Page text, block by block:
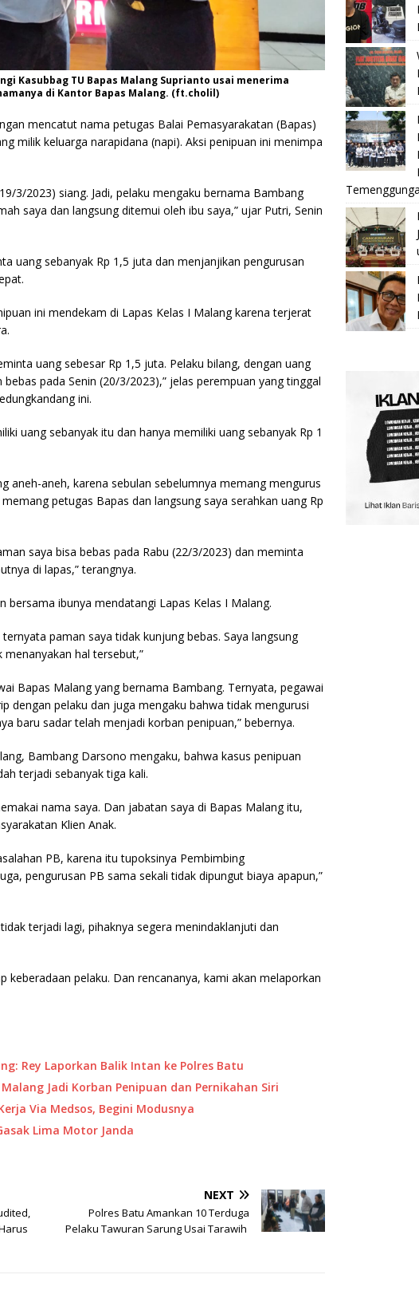
Kasubbag TU Bapas Malang Suprianto usai menerima
di Kantor Bapas Malang. (ft.cholil)
mencatut nama petugas Balai Pemasyarakatan (Bapas)
milik keluarga narapidana (napi). Aksi penipuan ini menimpa
3/2023) siang. Jadi, pelaku mengaku bernama Bambang
saya dan langsung ditemui oleh ibu saya,” ujar Putri, Senin
uang sebanyak Rp 1,5 juta dan menjanjikan pengurusan
ini mendekam di Lapas Kelas I Malang karena terjerat
uang sebesar Rp 1,5 juta. Pelaku bilang, dengan uang
pada Senin (20/3/2023),” jelas perempuan yang tinggal
ini.
uang sebanyak itu dan hanya memiliki uang sebanyak Rp 1
aneh-aneh, karena sebulan sebelumnya memang mengurus
petugas Bapas dan langsung saya serahkan uang Rp
saya bisa bebas pada Rabu (22/3/2023) dan meminta
di lapas,” terangnya.
bersama ibunya mendatangi Lapas Kelas I Malang.
paman saya tidak kunjung bebas. Saya langsung
hal tersebut,”
Bapas Malang yang bernama Bambang. Ternyata, pegawai
dengan pelaku dan juga mengaku bahwa tidak mengurusi
baru sadar telah menjadi korban penipuan,” bebernya.
Bambang Darsono mengaku, bahwa kasus penipuan
terjadi sebanyak tiga kali.
nama saya. Dan jabatan saya di Bapas Malang itu,
Klien Anak.
PB, karena itu tupoksinya Pembimbing
pengurusan PB sama sekali tidak dipungut biaya apapun,”
terjadi lagi, pihaknya segera menindaklanjuti dan
keberadaan pelaku. Dan rencananya, kami akan melaporkan
Rey Laporkan Balik Intan ke Polres Batu
Jadi Korban Penipuan dan Pernikahan Siri
Via Medsos, Begini Modusnya
Lima Motor Janda
NEXT
Polres Batu Amankan 10 Terduga
Pelaku Tawuran Sarung Usai Tarawih